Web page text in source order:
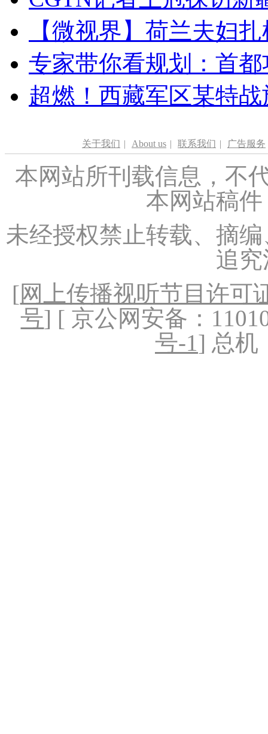
【微视界】荷兰夫妇
专家带你看规划：首
超燃！西藏军区某特
关于我们 | About us | 联系我们 | 广告服务
本网站所刊载信息，不
本网站稿
未经授权禁止转载、摘
追
[网上传播视听节目许可
号] [ 京公网安备：
号-1] 总机